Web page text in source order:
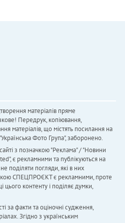
матеріалів пряме
Передрук, копіювання,
матеріалів, що містять посилання на
Фото Група", заборонено.
з позначкою "Реклама" / "Новини
є рекламними та публікуються на
поділяти погляди, які в них
СПЕЦПРОЄКТ є рекламними, проте
цього контенту і поділяє думки,
за факти та оціночні судження,
Згідно з українським